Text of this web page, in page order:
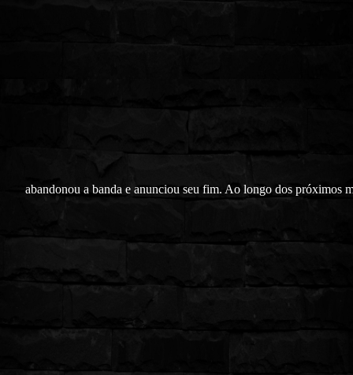
abandonou a banda e anunciou seu fim. Ao longo dos próximos